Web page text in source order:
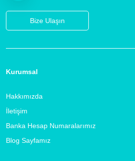
Bize Ulaşın
Kurumsal
Hakkımızda
İletişim
Banka Hesap Numaralarımız
Blog Sayfamız